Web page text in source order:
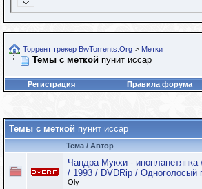
Торрент трекер BwTorrents.Org > Метки
Темы с меткой пунит иссар
Регистрация Правила форума
Темы с меткой пунит иссар
Тема / Автор
Чандра Мукхи -
/ 1993 / DVDRip / Одноголосый
Oly